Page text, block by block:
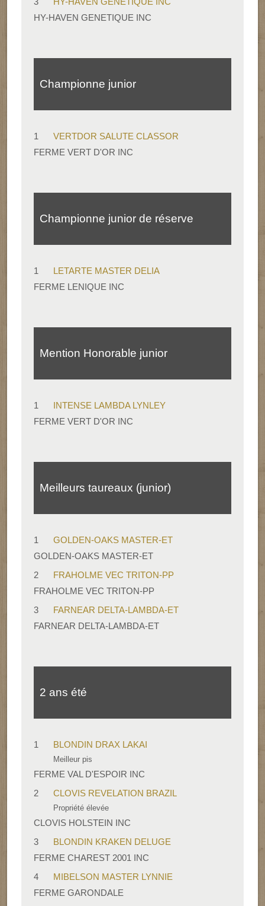
HY-HAVEN GENETIQUE INC
Championne junior
1
VERTDOR SALUTE CLASSOR
FERME VERT D'OR INC
Championne junior de réserve
1
LETARTE MASTER DELIA
FERME LENIQUE INC
Mention Honorable junior
1
INTENSE LAMBDA LYNLEY
FERME VERT D'OR INC
Meilleurs taureaux (junior)
1
GOLDEN-OAKS MASTER-ET
GOLDEN-OAKS MASTER-ET
2
FRAHOLME VEC TRITON-PP
FRAHOLME VEC TRITON-PP
3
FARNEAR DELTA-LAMBDA-ET
FARNEAR DELTA-LAMBDA-ET
2 ans été
1 BLONDIN DRAX LAKAI
Meilleur pis
FERME VAL D'ESPOIR INC
2
CLOVIS REVELATION BRAZIL
Propriété élevée
CLOVIS HOLSTEIN INC
3
BLONDIN KRAKEN DELUGE
FERME CHAREST 2001 INC
4
MIBELSON MASTER LYNNIE
FERME GARONDALE